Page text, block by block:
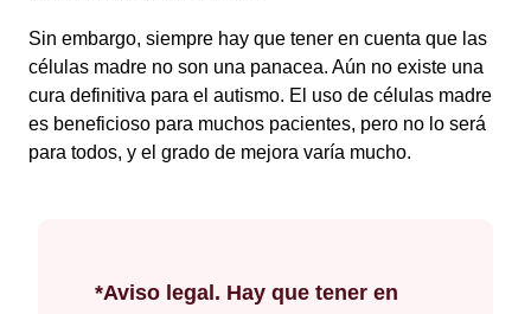
Sin embargo, siempre hay que tener en cuenta que las
células madre no son una panacea. Aún no existe una
cura definitiva para el autismo. El uso de células madre
es beneficioso para muchos pacientes, pero no lo será
para todos, y el grado de mejora varía mucho.
*Aviso legal. Hay que tener en